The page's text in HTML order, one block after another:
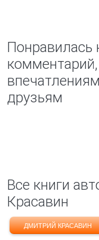
Понравилась
друзьям
Все книги
Красавин
ДМИТРИЙ КРАСАВИН